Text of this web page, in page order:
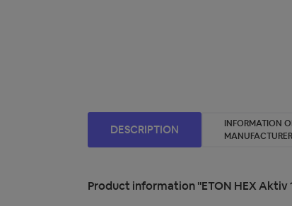
DESCRIPTION
INFORMATION
Product information "ETON HEX Aktiv